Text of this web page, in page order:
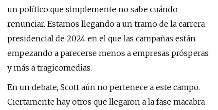
un político que simplemente no sabe cuándo
renunciar. Estamos llegando a un tramo de la carrera
presidencial de 2024 en el que las campañas están
empezando a parecerse menos a empresas prósperas
y más a tragicomedias.
En un debate, Scott aún no pertenece a este campo.
Ciertamente hay otros que llegaron a la fase macabra